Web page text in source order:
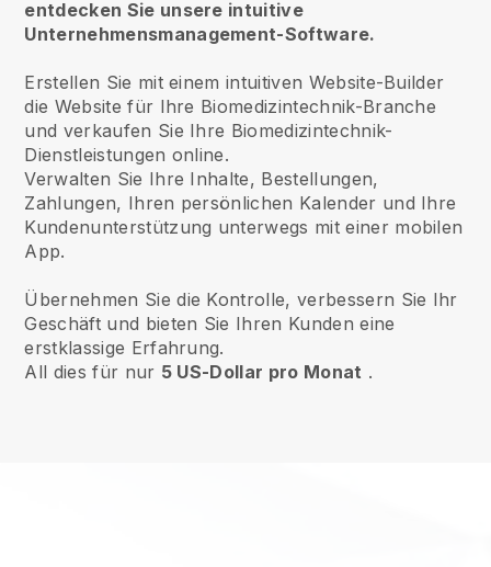
entdecken Sie unsere intuitive
Unternehmensmanagement-Software.
Erstellen Sie mit einem intuitiven Website-Builder
die Website für Ihre Biomedizintechnik-Branche
und verkaufen Sie Ihre Biomedizintechnik-
Dienstleistungen online.
Verwalten Sie Ihre Inhalte, Bestellungen,
Zahlungen, Ihren persönlichen Kalender und Ihre
Kundenunterstützung unterwegs mit einer mobilen
App.
Übernehmen Sie die Kontrolle, verbessern Sie Ihr
Geschäft und bieten Sie Ihren Kunden eine
erstklassige Erfahrung.
All dies für nur 5 US-Dollar pro Monat .